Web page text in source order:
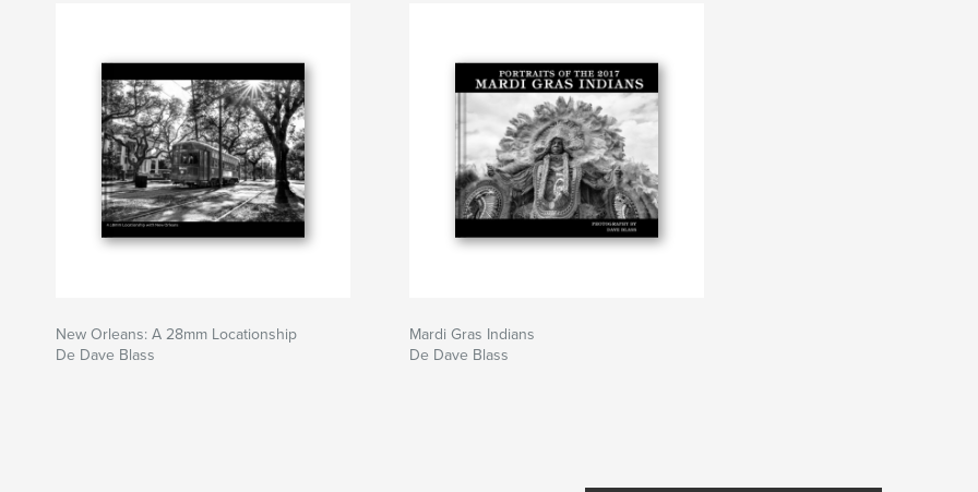
New Orleans: A 28mm Locationship
De Dave Blass
Mardi Gras Indians
De Dave Blass